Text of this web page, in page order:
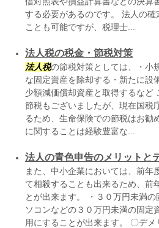
する必要があるのです。 法人の
ことも可能ですが、税理士...
法人税の税金・節税対策
法人税の節税対策としては、・小
な固定資産を除却する・新たに設
少額減価償却資産と取得するなど
節税もございましたが、現在国税
るため、生命保険での節税はお勧
に関することは経験豊富な...
法人の青色申告のメリットと
また、中小企業においては、前年
て相殺することも出来るため、前
とが出来ます。 ・３０万円未満
ソコンなどの３０万円未満の固定
用にすることが出来ます。 〇デ